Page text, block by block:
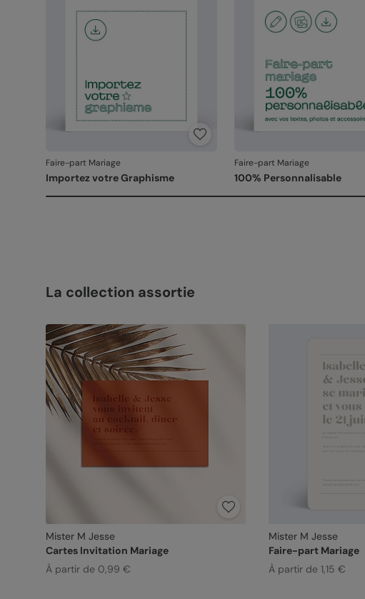
Faire-part Mariage
Importez votre Graphisme
Faire-part Mariage
100% Personnalisable
La collection assortie
Mister M Jesse
Cartes Invitation Mariage
À partir de 0,99 €
Mister M Jesse
Faire-part Mariage
À partir de 1,15 €